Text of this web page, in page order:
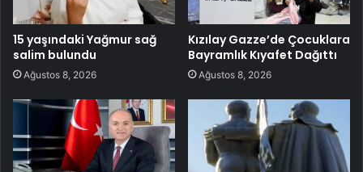
15 yaşındaki Yağmur sağ
salim bulundu
Ağustos 8, 2026
Kızılay Gazze’de Çocuklara
Bayramlık Kıyafet Dağıttı
Ağustos 8, 2026